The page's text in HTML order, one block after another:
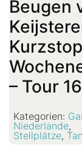
Beugen
– Tour
Kategorien:
Niederlande,
Stellplätze,